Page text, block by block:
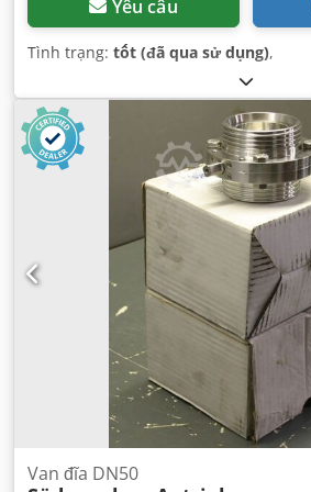
Yêu cầu
Tình trạng: tốt (đã qua sử dụng),
Van đĩa DN50